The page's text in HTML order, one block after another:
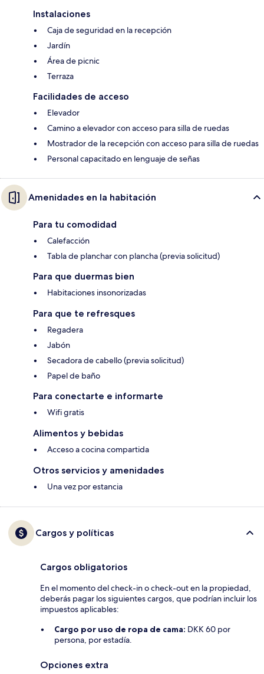
Instalaciones
Caja de seguridad en la recepción
Jardín
Área de picnic
Terraza
Facilidades de acceso
Elevador
Camino a elevador con acceso para silla de ruedas
Mostrador de la recepción con acceso para silla de ruedas
Personal capacitado en lenguaje de señas
Amenidades en la habitación
Para tu comodidad
Calefacción
Tabla de planchar con plancha (previa solicitud)
Para que duermas bien
Habitaciones insonorizadas
Para que te refresques
Regadera
Jabón
Secadora de cabello (previa solicitud)
Papel de baño
Para conectarte e informarte
Wifi gratis
Alimentos y bebidas
Acceso a cocina compartida
Otros servicios y amenidades
Una vez por estancia
Cargos y políticas
Cargos obligatorios
En el momento del check-in o check-out en la propiedad,
deberás pagar los siguientes cargos, que podrían incluir los
impuestos aplicables:
Cargo por uso de ropa de cama: DKK 60 por
persona, por estadía.
Opciones extra